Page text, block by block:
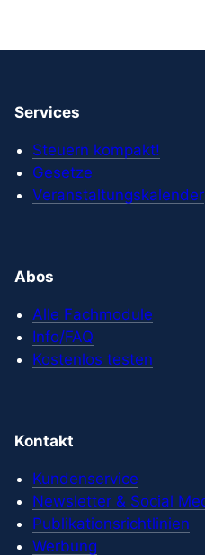
Services
Steuern kompakt!
Gesetze
Veranstaltungskalender
Abos
Alle Fachmodule
Info/FAQ
Kostenlos testen
Kontakt
Kundenservice
Newsletter & Social
Publikationsrichtlinien
Werbung